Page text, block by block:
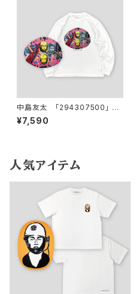
中島友太 「294307500」 ロ
ングスリーブTシャツ
¥7,590
人気アイテム